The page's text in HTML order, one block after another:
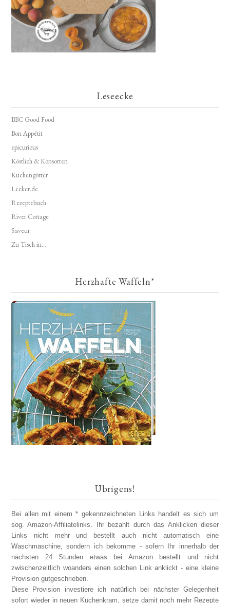
Leseecke
BBC Good Food
Bon Appétit
epicurious
Köstlich & Konsorten
Küchengötter
Lecker.de
Rezeptebuch
River Cottage
Saveur
Zu Tisch in...
Herzhafte Waffeln*
Übrigens!
Bei allen mit einem * gekennzeichneten Links handelt es sich um
sog. Amazon-Affiliatelinks. Ihr bezahlt durch das Anklicken dieser
Links nicht mehr und bestellt auch nicht automatisch eine
Waschmaschine, sondern ich bekomme - sofern Ihr innerhalb der
nächsten 24 Stunden etwas bei Amazon bestellt und nicht
zwischenzeitlich woanders einen solchen Link anklickt - eine kleine
Provision gutgeschrieben.
Diese Provision investiere ich natürlich bei nächster Gelegenheit
sofort wieder in neuen Küchenkram, setze damit noch mehr Rezepte